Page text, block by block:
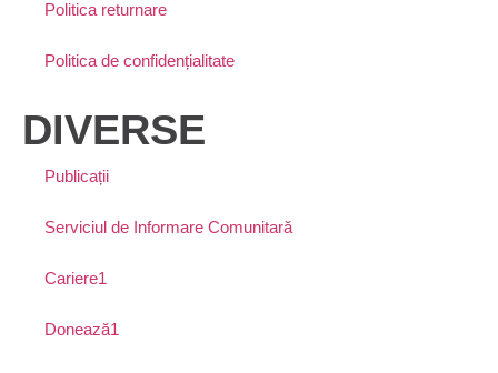
Politica returnare
Politica de confidențialitate
DIVERSE
Publicații
Serviciul de Informare Comunitară
Cariere1
Donează1